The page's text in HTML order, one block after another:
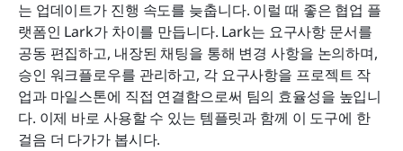
는 업데이트가 진행 속도를 늦춥니다. 이럴 때 좋은 협업 플
랫폼인 Lark가 차이를 만듭니다. Lark는 요구사항 문서를
공동 편집하고, 내장된 채팅을 통해 변경 사항을 논의하며,
승인 워크플로우를 관리하고, 각 요구사항을 프로젝트 작
업과 마일스톤에 직접 연결함으로써 팀의 효율성을 높입니
다. 이제 바로 사용할 수 있는 템플릿과 함께 이 도구에 한
걸음 더 다가가 봅시다.